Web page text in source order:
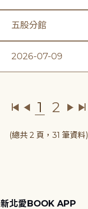
五股分館
2026-07-09
1 2
(總共 2 頁，31 筆資料)
新北愛BOOK APP